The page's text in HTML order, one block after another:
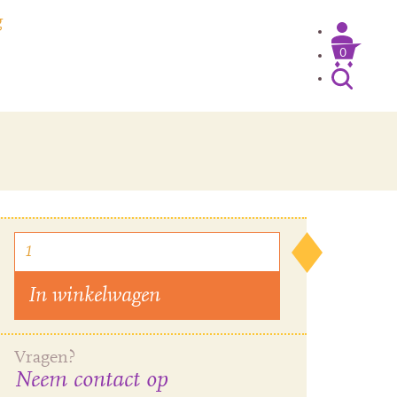
0
In winkelwagen
Vragen?
Neem contact op